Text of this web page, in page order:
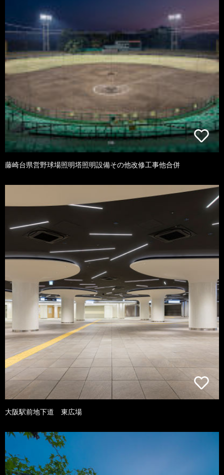
藤崎台県営野球場照明塔照明設備その他改修工事他合併
大阪駅前地下道 東広場